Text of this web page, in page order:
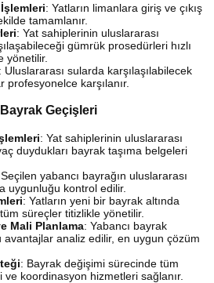
: Yatların limanlara giriş ve çıkış
tamamlanır.
: Yat sahiplerinin uluslararası
gümrük prosedürleri hızlı
yönetilir.
Uluslararası sularda karşılaşılabilecek
profesyonelce karşılanır.
Bayrak Geçişleri
: Yat sahiplerinin uluslararası
duydukları bayrak taşıma belgeleri
yabancı bayrağın uluslararası
uygunluğu kontrol edilir.
: Yatların yeni bir bayrak altında
süreçler titizlikle yönetilir.
Mali Planlama: Yabancı bayrak
avantajlar analiz edilir, en uygun çözüm
: Bayrak değişimi sürecinde tüm
ve koordinasyon hizmetleri sağlanır.